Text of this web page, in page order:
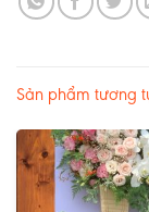
Sản phẩm tương